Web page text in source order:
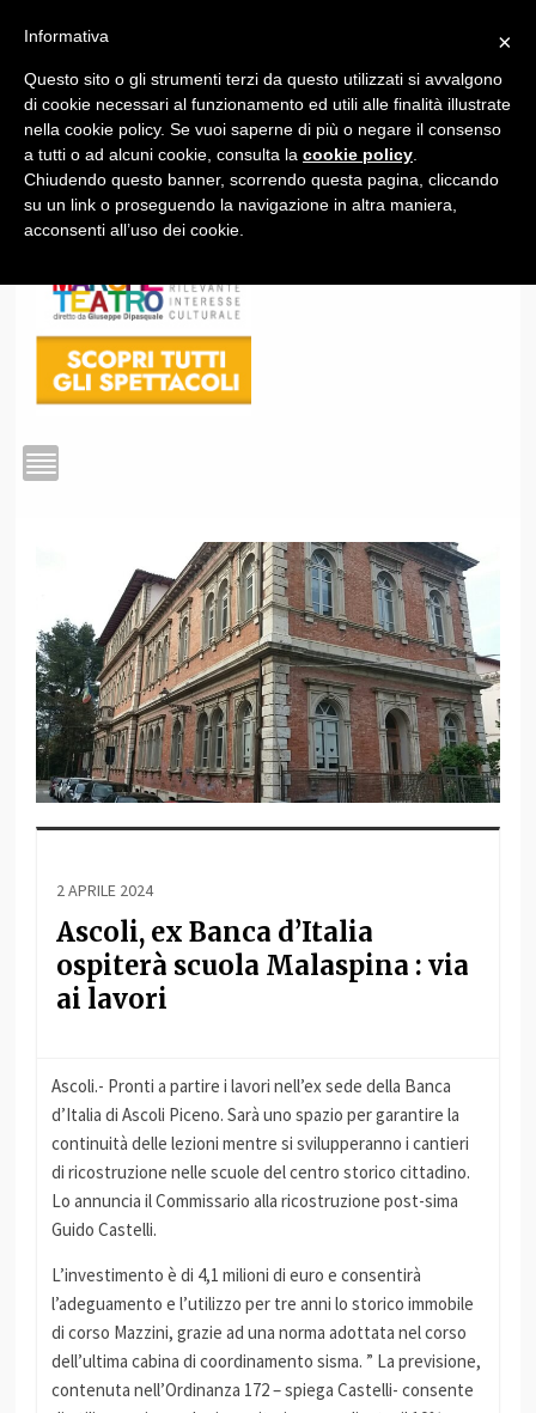
1
2 APRILE 2024
Ascoli, ex Banca d’Italia
ospiterà scuola Malaspina : via
ai lavori
Ascoli.- Pronti a partire i lavori nell’ex sede della Banca
d’Italia di Ascoli Piceno. Sarà uno spazio per garantire la
continuità delle lezioni mentre si svilupperanno i cantieri
di ricostruzione nelle scuole del centro storico cittadino.
Lo annuncia il Commissario alla ricostruzione post-sima
Guido Castelli.
L’investimento è di 4,1 milioni di euro e consentirà
l’adeguamento e l’utilizzo per tre anni lo storico immobile
di corso Mazzini, grazie ad una norma adottata nel corso
dell’ultima cabina di coordinamento sisma. ” La previsione,
contenuta nell’Ordinanza 172 – spiega Castelli- consente
×
Informativa
Questo sito o gli strumenti terzi da questo utilizzati si avvalgono
di cookie necessari al funzionamento ed utili alle finalità illustrate
nella cookie policy. Se vuoi saperne di più o negare il consenso
a tutti o ad alcuni cookie, consulta la cookie policy
Chiudendo questo banner, scorrendo questa pagina, cliccando
su un link o proseguendo la navigazione in altra maniera,
acconsenti all’uso dei cookie.